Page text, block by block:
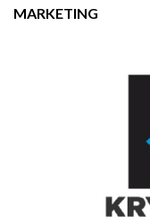
MARKETING